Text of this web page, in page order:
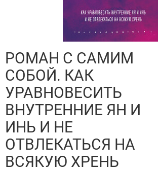
РОМАН С САМИМ
СОБОЙ. КАК
УРАВНОВЕСИТЬ
ВНУТРЕННИЕ ЯН И
ИНЬ И НЕ
ОТВЛЕКАТЬСЯ НА
ВСЯКУЮ ХРЕНЬ